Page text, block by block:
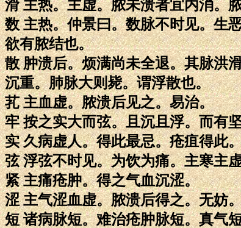
滑 主热。主虚。脓未溃者宜内消。
数 主热。仲景曰。数脉不时见。生
欲有脓结也。
散 肿溃后。烦满尚未全退。其脉洪
沉重。肺脉大则毙。谓浮散也。
芤 主血虚。脓溃后见之。易治。
牢 按之实大而弦。且沉且浮。而有
实 久病虚人。得此最忌。疮疽得此
弦 浮弦不时见。为饮为痛。主寒主
紧 主痛疮肿。得之气血沉涩。
涩 主气涩血虚。脓溃后得之。无妨
短 诸病脉短。难治疮肿脉短。真气